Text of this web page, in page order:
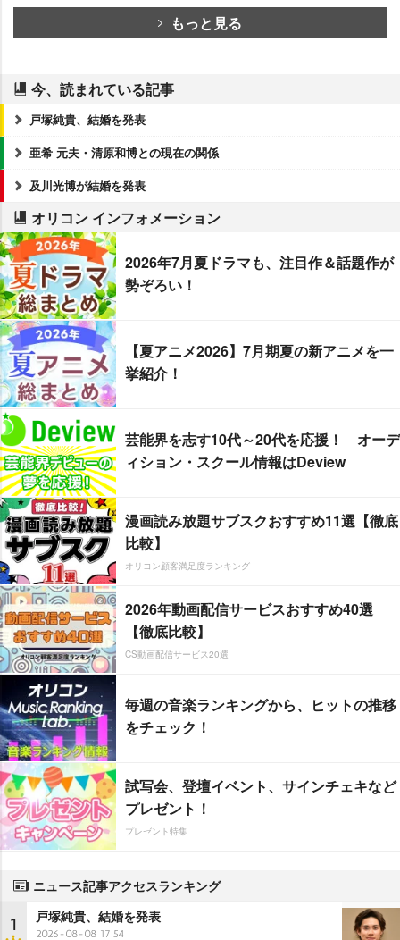
もっと見る
今、読まれている記事
戸塚純貴、結婚を発表
亜希 元夫・清原和博との現在の関係
及川光博が結婚を発表
オリコン インフォメーション
2026年7月夏ドラマも、注目作＆話題作が
勢ぞろい！
【夏アニメ2026】7月期夏の新アニメを一
挙紹介！
芸能界を志す10代～20代を応援！ オーデ
ィション・スクール情報はDeview
漫画読み放題サブスクおすすめ11選【徹底
比較】
オリコン顧客満足度ランキング
2026年動画配信サービスおすすめ40選
【徹底比較】
CS動画配信サービス20選
毎週の音楽ランキングから、ヒットの推移
をチェック！
試写会、登壇イベント、サインチェキなど
プレゼント！
プレゼント特集
ニュース記事アクセスランキング
1 戸塚純貴、結婚を発表
2026-08-08 17:54